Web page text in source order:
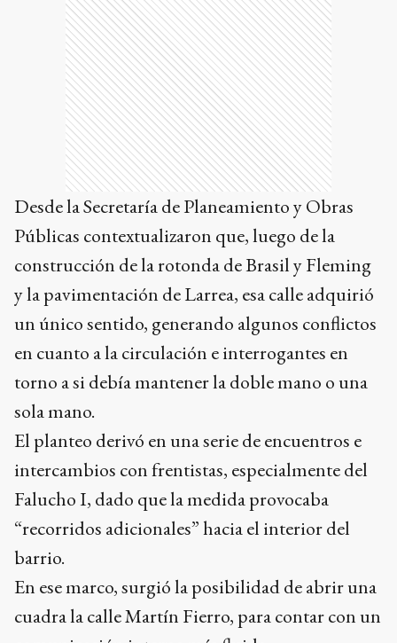
Desde la Secretaría de Planeamiento y Obras
Públicas contextualizaron que, luego de la
construcción de la rotonda de Brasil y Fleming
y la pavimentación de Larrea, esa calle adquirió
un único sentido, generando algunos conflictos
en cuanto a la circulación e interrogantes en
torno a si debía mantener la doble mano o una
sola mano.
El planteo derivó en una serie de encuentros e
intercambios con frentistas, especialmente del
Falucho I, dado que la medida provocaba
“recorridos adicionales” hacia el interior del
barrio.
En ese marco, surgió la posibilidad de abrir una
cuadra la calle Martín Fierro, para contar con un